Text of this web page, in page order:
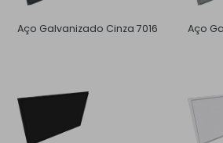
Aço Galvanizado Cinza 7016 Aço